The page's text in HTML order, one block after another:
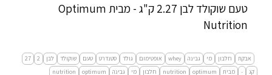
טעם שוקולד לבן 2.27 ק"ג - מבית Optimum
Nutrition
אבקת חלבון מי גבינה whey אופטימום גולד סטנדרט טעם שוקולד לבן 2
27
קג
- מבית optimum
nutrition חלבון מי גבינה optimum
nutrition